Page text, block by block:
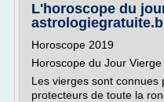
L'horoscope du
Horoscope 2019
Horoscope du Jour
Les vierges sont connues
protecteurs de toute la